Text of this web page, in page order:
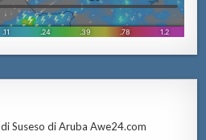
Suseso di Aruba Awe24.com